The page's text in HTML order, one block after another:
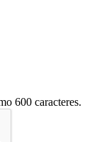
600 caracteres.